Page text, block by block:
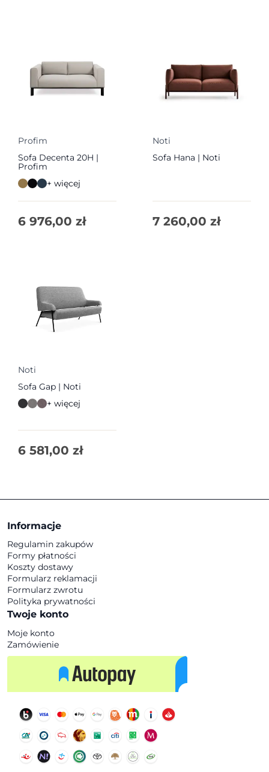
Profim
Sofa Decenta 20H |
Profim
+ więcej
6 976,00 zł
Noti
Sofa Hana | Noti
7 260,00 zł
Noti
Sofa Gap | Noti
+ więcej
6 581,00 zł
Informacje
Regulamin zakupów
Formy płatności
Koszty dostawy
Formularz reklamacji
Formularz zwrotu
Polityka prywatności
Twoje konto
Moje konto
Zamówienie